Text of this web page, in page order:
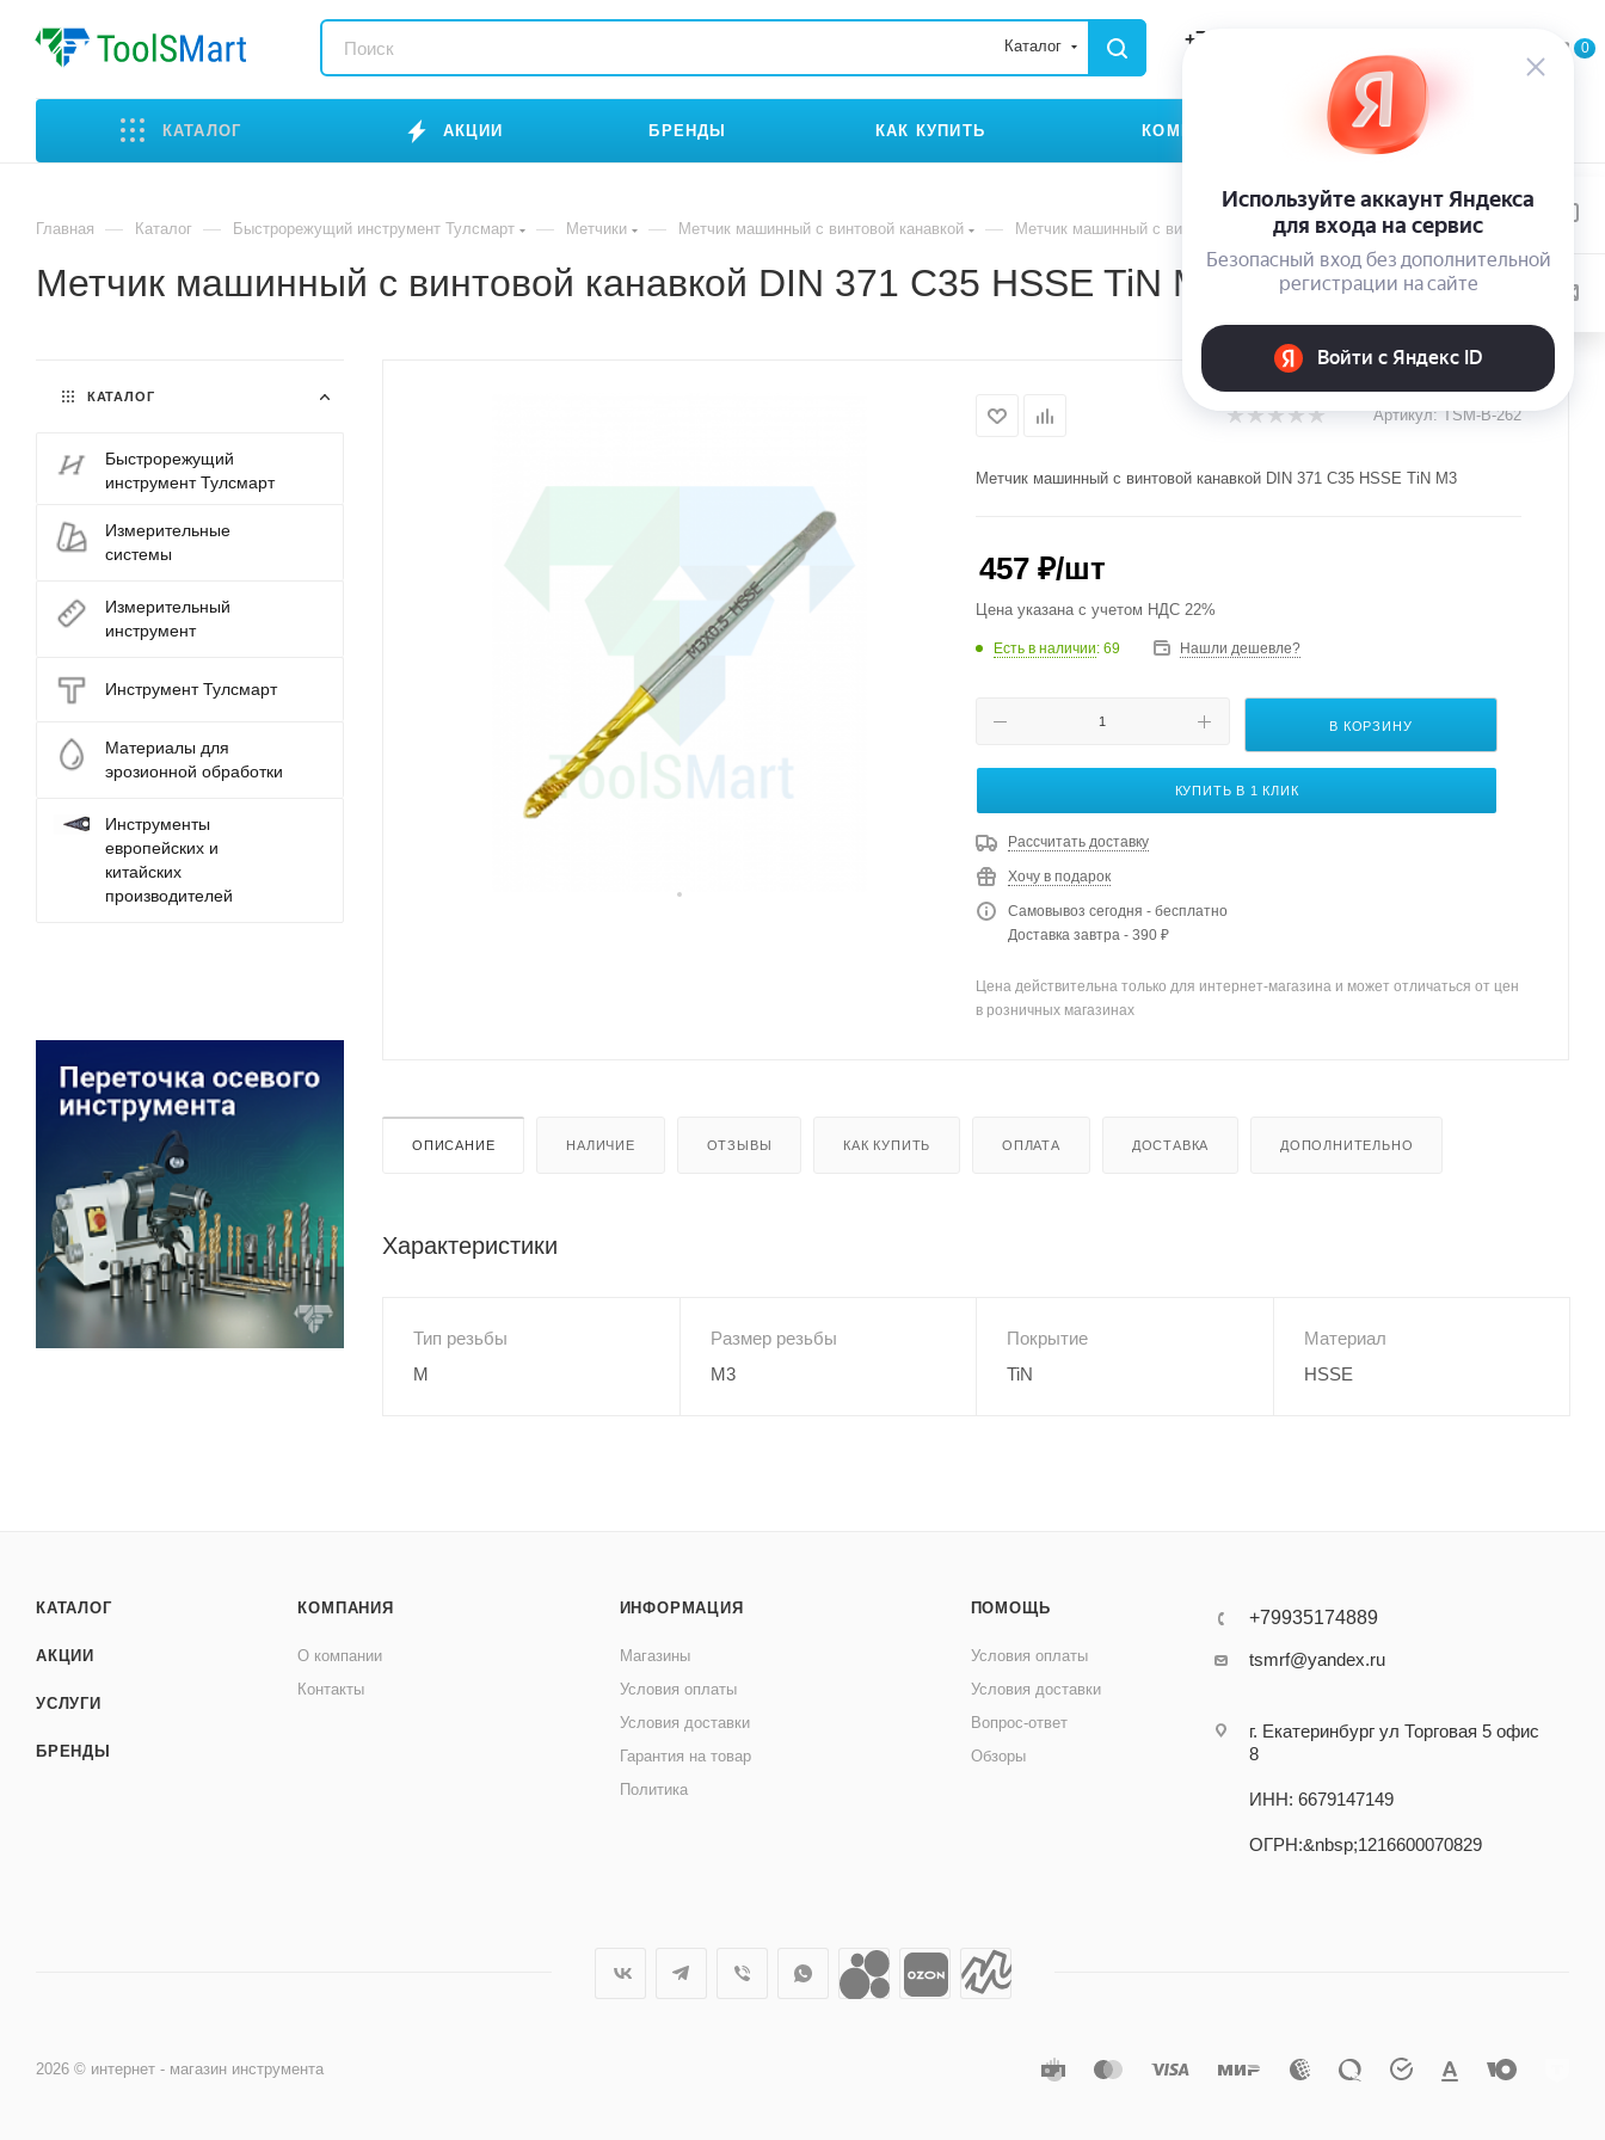
Каталог +79935174889 0
КАТАЛОГ АКЦИИ БРЕНДЫ КАК КУПИТЬ КОМПАНИЯ КОНТАКТЫ
Главная — Каталог — Быстрорежущий инструмент Тулсмарт — Метчики — Метчик машинный с винтовой канавкой — Метчик машинный с винтовой канавкой DIN 371 C35 HSSE TiN M3
Метчик машинный с винтовой канавкой DIN 371 C35 HSSE TiN M3
Артикул: TSM-B-262
Метчик машинный с винтовой канавкой DIN 371 C35 HSSE TiN M3
457 ₽/шт
Цена указана с учетом НДС 22%
Есть в наличии: 69 Нашли дешевле?
В КОРЗИНУ
КУПИТЬ В 1 КЛИК
Рассчитать доставку
Хочу в подарок
Самовывоз сегодня - бесплатно
Доставка завтра - 390 ₽
Цена действительна только для интернет-магазина и может отличаться от цен
в розничных магазинах
ОПИСАНИЕ НАЛИЧИЕ ОТЗЫВЫ КАК КУПИТЬ ОПЛАТА ДОСТАВКА ДОПОЛНИТЕЛЬНО
Характеристики
Тип резьбы
M
Размер резьбы
M3
Покрытие
TiN
Материал
HSSE
КАТАЛОГ
Быстрорежущий
инструмент Тулсмарт
Измерительные
системы
Измерительный
инструмент
Инструмент Тулсмарт
Материалы для
эрозионной обработки
Инструменты
европейских и
китайских
производителей
КАТАЛОГ
АКЦИИ
УСЛУГИ
БРЕНДЫ
КОМПАНИЯ
О компании
Контакты
ИНФОРМАЦИЯ
Магазины
Условия оплаты
Условия доставки
Гарантия на товар
Политика
ПОМОЩЬ
Условия оплаты
Условия доставки
Вопрос-ответ
Обзоры
+79935174889
tsmrf@yandex.ru
г. Екатеринбург ул Торговая 5 офис
8
ИНН: 6679147149
ОГРН:&nbsp;1216600070829
2026 © интернет - магазин инструмента